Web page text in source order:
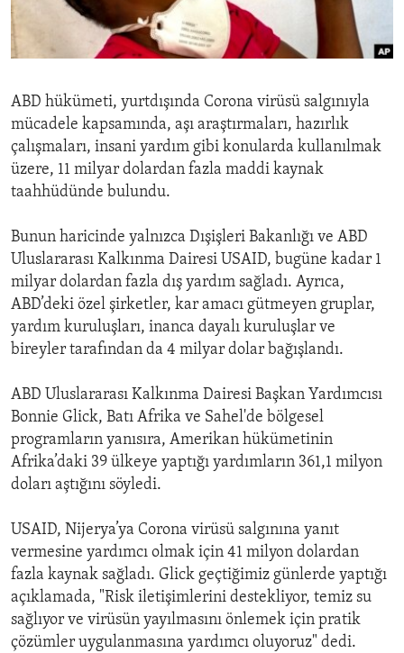
ENVIRONMENT AND HEALTH
IDEALS AND INSTITUTIONS
ABD hükümeti, yurtdışında Corona virüsü salgınıyla
mücadele kapsamında, aşı araştırmaları, hazırlık
çalışmaları, insani yardım gibi konularda kullanılmak
üzere, 11 milyar dolardan fazla maddi kaynak
taahhüdünde bulundu.
Bunun haricinde yalnızca Dışişleri Bakanlığı ve ABD
Uluslararası Kalkınma Dairesi USAID, bugüne kadar 1
milyar dolardan fazla dış yardım sağladı. Ayrıca,
ABD’deki özel şirketler, kar amacı gütmeyen gruplar,
yardım kuruluşları, inanca dayalı kuruluşlar ve
bireyler tarafından da 4 milyar dolar bağışlandı.
ABD Uluslararası Kalkınma Dairesi Başkan Yardımcısı
Bonnie Glick, Batı Afrika ve Sahel'de bölgesel
programların yanısıra, Amerikan hükümetinin
Afrika’daki 39 ülkeye yaptığı yardımların 361,1 milyon
doları aştığını söyledi.
USAID, Nijerya’ya Corona virüsü salgınına yanıt
vermesine yardımcı olmak için 41 milyon dolardan
fazla kaynak sağladı. Glick geçtiğimiz günlerde yaptığı
açıklamada, "Risk iletişimlerini destekliyor, temiz su
sağlıyor ve virüsün yayılmasını önlemek için pratik
çözümler uygulanmasına yardımcı oluyoruz" dedi.